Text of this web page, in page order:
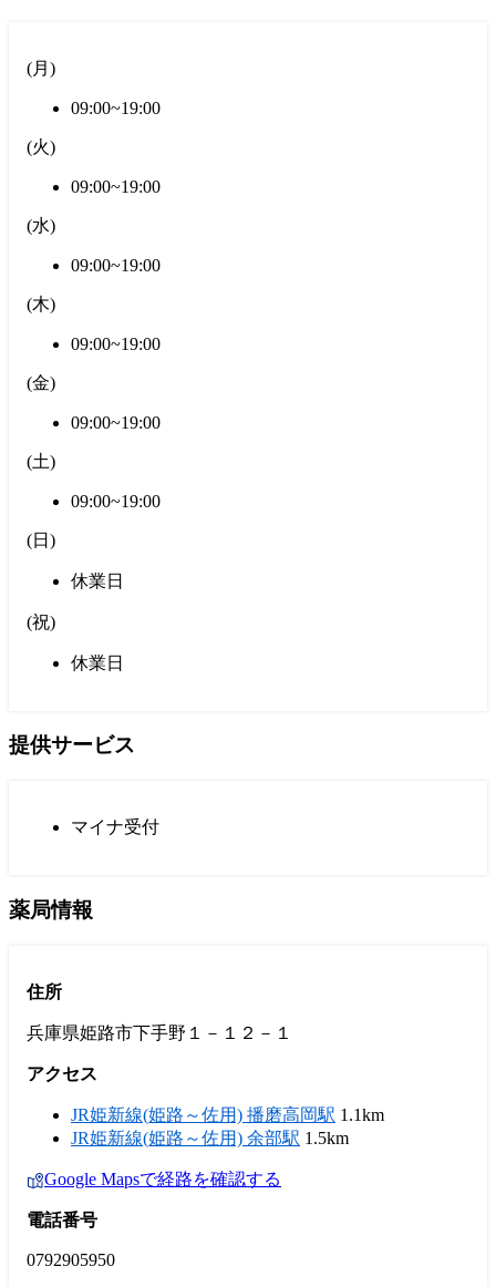
(月 )
09:00~19:00
(火)
09:00~19:00
(水)
09:00~19:00
(木)
09:00~19:00
(金)
09:00~19:00
(土)
09:00~19:00
(日 )
休業日
(祝)
休業日
提供サービス
マイナ受付
薬局情報
住所
兵庫県姫路市下手野１－１２－１
アクセス
JR姫新線(姫路～佐用) 播磨高岡駅 1.1km
JR姫新線(姫路～佐用) 余部駅 1.5km
Google Mapsで経路を確認する
電話番号
0792905950